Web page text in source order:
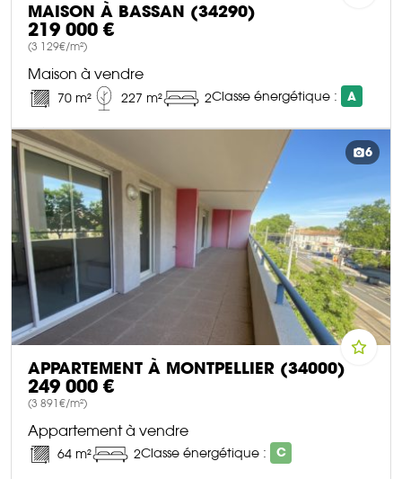
MAISON À BASSAN (34290)
219 000 €
(3 129€/m²)
Maison à vendre
70 m² 227 m² 2Classe énergétique : A
DÉCOUVRIR CE BIEN
6
APPARTEMENT À MONTPELLIER (34000)
249 000 €
(3 891€/m²)
Appartement à vendre
64 m² 2Classe énergétique : C